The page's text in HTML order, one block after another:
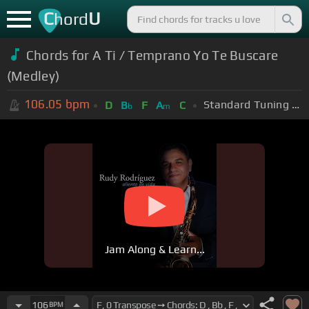
ChordU
Chords for A Ti / Temprano Yo Te Buscare
(Medley)
106.05 bpm D Bb F Am C Standard Tuning (EADGBE)
Jam Along & Learn...
106 BPM